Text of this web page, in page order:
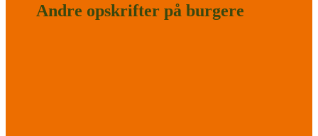
Andre opskrifter på burgere